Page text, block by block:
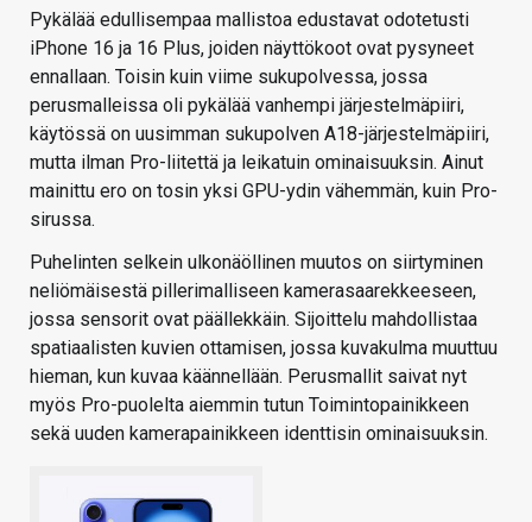
Pykälää edullisempaa mallistoa edustavat odotetusti
iPhone 16 ja 16 Plus, joiden näyttökoot ovat pysyneet
ennallaan. Toisin kuin viime sukupolvessa, jossa
perusmalleissa oli pykälää vanhempi järjestelmäpiiri,
käytössä on uusimman sukupolven A18-järjestelmäpiiri,
mutta ilman Pro-liitettä ja leikatuin ominaisuuksin. Ainut
mainittu ero on tosin yksi GPU-ydin vähemmän, kuin Pro-
sirussa.
Puhelinten selkein ulkonäöllinen muutos on siirtyminen
neliömäisestä pillerimalliseen kamerasaarekkeeseen,
jossa sensorit ovat päällekkäin. Sijoittelu mahdollistaa
spatiaalisten kuvien ottamisen, jossa kuvakulma muuttuu
hieman, kun kuvaa käännellään. Perusmallit saivat nyt
myös Pro-puolelta aiemmin tutun Toimintopainikkeen
sekä uuden kamerapainikkeen identtisin ominaisuuksin.